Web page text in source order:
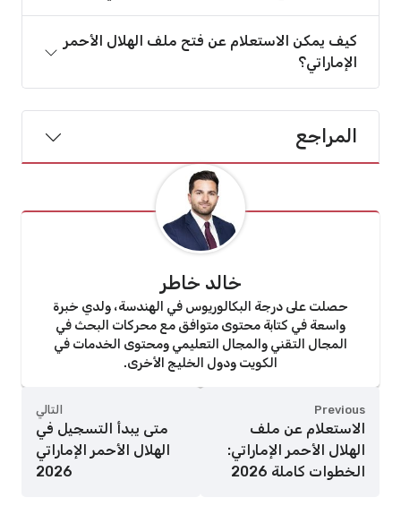
كيف يمكن الاستعلام عن فتح ملف الهلال الأحمر
الإماراتي؟
المراجع
خالد خاطر
حصلت على درجة البكالوريوس في الهندسة، ولدي خبرة
واسعة في كتابة محتوى متوافق مع محركات البحث في
المجال التقني والمجال التعليمي ومحتوى الخدمات في
الكويت ودول الخليج الأخرى.
Previous
الاستعلام عن ملف
الهلال الأحمر الإماراتي:
الخطوات كاملة 2026
التالي
متى يبدأ التسجيل في
الهلال الأحمر الإماراتي
2026